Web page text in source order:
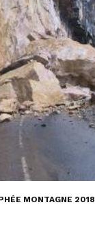
MONTAGNE 2018